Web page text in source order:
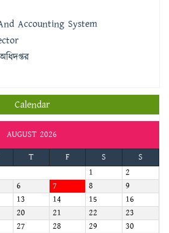
Accounting System
Calendar
AUGUST 2026
T F S
S
1
2
6 7 8
9
13 14 15
16
20 21 22
23
27 28 29
30